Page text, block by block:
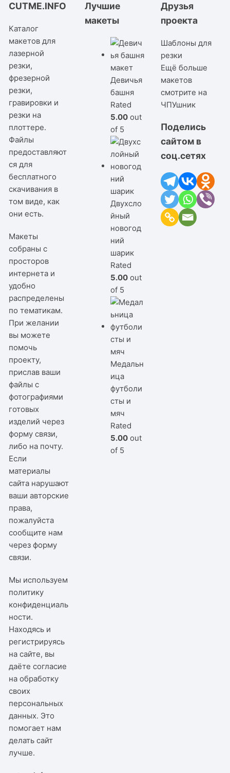
CUTME.INFO
Каталог
макетов для
лазерной
резки,
фрезерной
резки,
гравировки и
резки на
плоттере.
Файлы
предоставляют
ся для
бесплатного
скачивания в
том виде, как
они есть.
Макеты
собраны с
просторов
интернета и
удобно
распределены
по тематикам.
При желании
вы можете
помочь
проекту,
прислав ваши
файлы с
фотографиями
готовых
изделий через
форму связи,
либо на почту.
Если
материалы
сайта нарушают
ваши авторские
права,
пожалуйста
сообщите нам
черезформу
связи.
Мы используем
политику
конфиденциаль
ности.
Находясь и
регистрируясь
на сайте, вы
даёте согласие
на обработку
своих
персональных
данных. Это
помогает нам
делать сайт
лучше.
Лучшие
макеты
Девичья
башня
Rated
5.00 out
of 5
Двухсло
йный
новогод
ний
шарик
Rated
5.00 out
of 5
Медальн
ица
футболи
сты и
мяч
Rated
5.00 out
of 5
Друзья
проекта
Шаблоны для
резки
Ещё больше
макетов
смотрите на
ЧПУшник
Поделись
сайтом в
соц.сетях